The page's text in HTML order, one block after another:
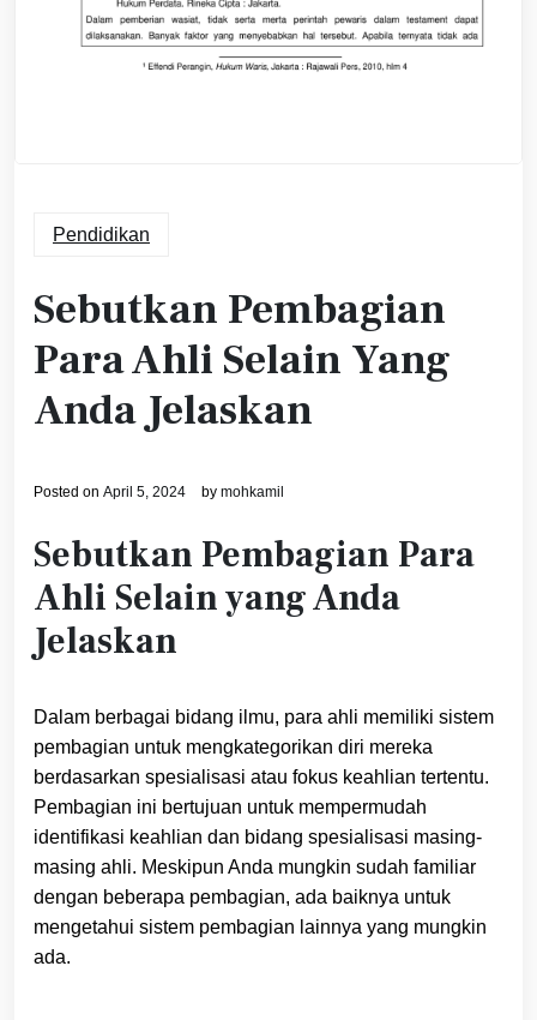
Pendidikan
Sebutkan Pembagian
Para Ahli Selain Yang
Anda Jelaskan
Posted on April 5, 2024 by mohkamil
Sebutkan Pembagian Para
Ahli Selain yang Anda
Jelaskan
Dalam berbagai bidang ilmu, para ahli memiliki sistem
pembagian untuk mengkategorikan diri mereka
berdasarkan spesialisasi atau fokus keahlian tertentu.
Pembagian ini bertujuan untuk mempermudah
identifikasi keahlian dan bidang spesialisasi masing-
masing ahli. Meskipun Anda mungkin sudah familiar
dengan beberapa pembagian, ada baiknya untuk
mengetahui sistem pembagian lainnya yang mungkin
ada.